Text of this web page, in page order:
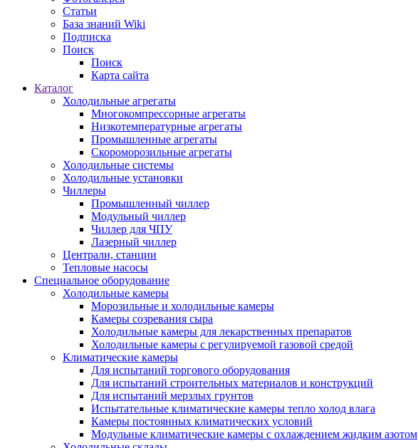
Статьи
База знаний Wiki
Подписка
Поиск
Поиск
Карта сайта
Каталог
Холодильные агрегаты
Многокомпрессорные агрегаты
Низкотемпературные агрегаты
Промышленные агрегаты
Скороморозильные агрегаты
Холодильные системы
Холодильные установки
Чиллеры
Промышленный чиллер
Модульный чиллер
Чиллер для ЧПУ
Лазерный чиллер
Централи, станции
Тепловые насосы
Специальное оборудование
Холодильные камеры
Морозильные и холодильные камеры
Камеры созревания сыра
Холодильные камеры для лекарственных препаратов
Холодильные камеры с регулируемой газовой средой
Климатические камеры
Для испытаний торгового оборудования
Для испытаний строительных материалов и конструкций
Для испытаний мерзлых грунтов
Испытательные климатические камеры тепло холод влага
Камеры постоянных климатических условий
Модульные климатические камеры с охлаждением жидким азотом